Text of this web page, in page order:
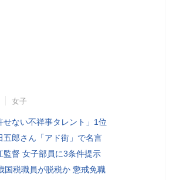
女子
せない不祥事タレント」1位
五郎さん「アド街」で名言
監督 女子部員に3条件提示
国税職員が脱税か 懲戒免職